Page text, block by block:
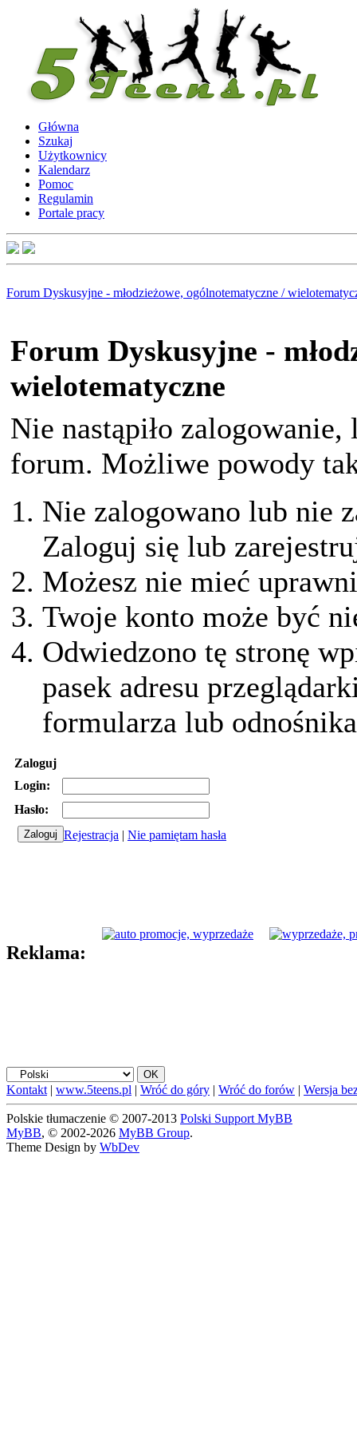
Główna
Szukaj
Użytkownicy
Kalendarz
Pomoc
Regulamin
Portale pracy
Forum Dyskusyjne - młodzieżowe, ogólnotematyczne /
Forum Dyskusyjne -
wielotematyczne
Nie nastąpiło
forum. Możliwe powody
Nie zalogowano lub nie
Zaloguj się lub
Możesz nie mieć
Twoje konto może być
Odwiedzono tę stronę
pasek adresu
formularza lub
Zaloguj
Login:
Hasło:
Rejestracja | Nie pamiętam hasła
Reklama:
Kontakt | www.5teens.pl | Wróć do góry | Wróć do forów | Wersja
Polskie tłumaczenie © 2007-2013 Polski Support MyBB
MyBB, © 2002-2026 MyBB Group.
Theme Design by WbDev